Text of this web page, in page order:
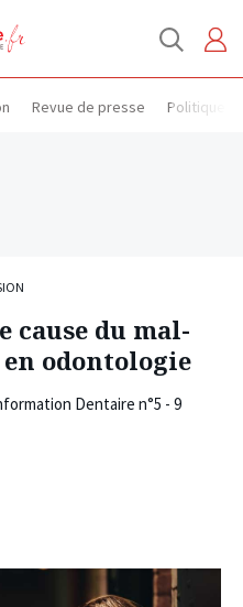
Revue de presse Politique
cause du mal-
odontologie
Dentaire n°5 - 9